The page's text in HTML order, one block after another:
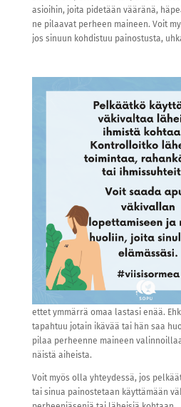
asioihin, joita pidetään vääränä,
ne pilaavat perheen maineen. Voit
jos sinuun kohdistuu painostusta,
ettet ymmärrä omaa lastasi enää.
tapahtuu jotain ikävää tai hän saa
pilaa perheenne maineen
näistä aiheista.
Voit myös olla yhteydessä, jos
tai sinua painostetaan käyttämään